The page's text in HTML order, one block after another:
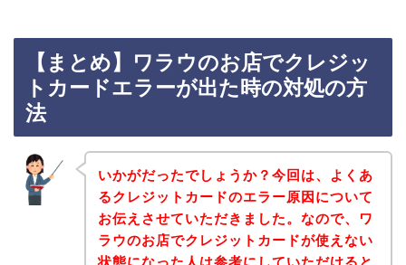
【まとめ】ワラウのお店でクレジッ
トカードエラーが出た時の対処の方
法
いかがだったでしょうか？今回は、よくあ
るクレジットカードのエラー原因について
お伝えさせていただきました。なので、ワ
ラウのお店でクレジットカードが使えない
状態になった人は参考にしていただけると